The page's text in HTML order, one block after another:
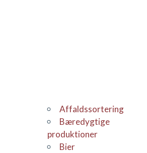
Affaldssortering
Bæredygtige
produktioner
Bier